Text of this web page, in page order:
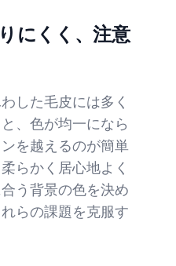
にくく、注意
した毛皮には多く
、色が均一になら
を越えるのが簡単
らかく居心地よく
う背景の色を決め
らの課題を克服す